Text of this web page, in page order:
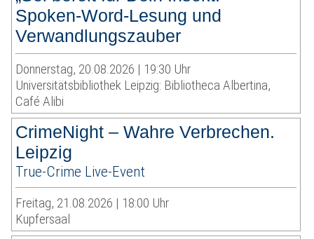
Spoken-Word-Lesung und
Verwandlungszauber
Donnerstag, 20.08.2026 | 19:30 Uhr
Universitätsbibliothek Leipzig: Bibliotheca Albertina,
Café Alibi
CrimeNight – Wahre Verbrechen.
Leipzig
True-Crime Live-Event
Freitag, 21.08.2026 | 18:00 Uhr
Kupfersaal